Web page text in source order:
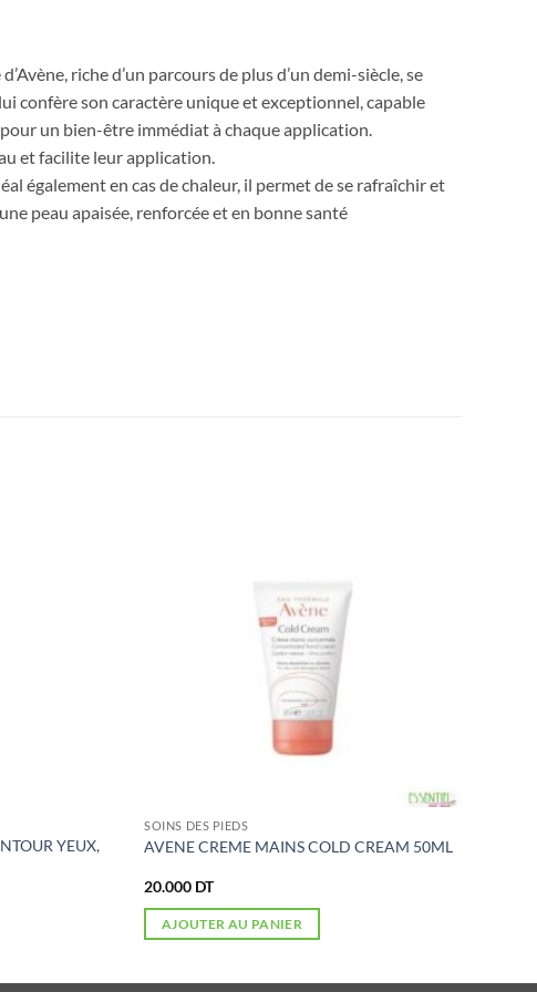
riche d’un parcours de plus d’un demi-siècle, se
confère son caractère unique et exceptionnel, capable
un bien-être immédiat à chaque application.
et facilite leur application.
également en cas de chaleur, il permet de se rafraîchir et
peau apaisée, renforcée et en bonne santé
YEUX,
SOINS DES PIEDS
AVENE CREME MAINS COLD CREAM 50ML
20.000 DT
AJOUTER AU PANIER